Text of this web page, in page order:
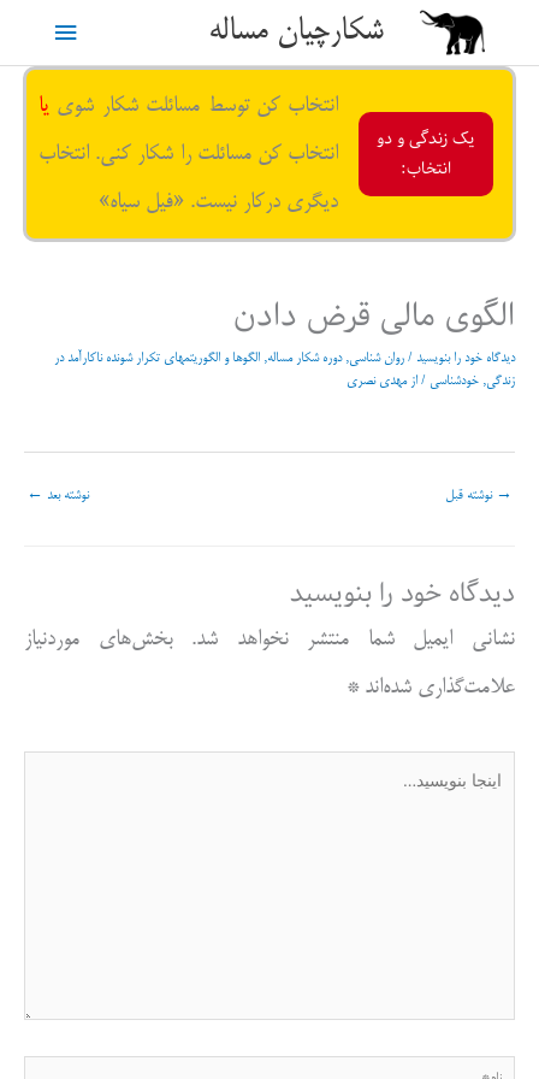
محتوا
شکارچیان مساله
فهرست
یک زندگی و دو
انتخاب:
انتخاب کن توسط مسائلت شکار شوی یا
انتخاب کن مسائلت را شکار کنی. انتخاب
دیگری درکار نیست. «فیل سیاه»
الگوی مالی قرض دادن
دیدگاه‌ خود را بنویسید / روان شناسی,دوره شکار مساله, الگوها و الگوریتمهای تکرار شونده ناکارآمد در
زندگی, خودشناسی / از مهدی نصری
→ نوشته قبل نوشته بعد ←
دیدگاه‌ خود را بنویسید
نشانی ایمیل شما منتشر نخواهد شد.
بخش‌های موردنیاز
علامت‌گذاری شده‌اند*